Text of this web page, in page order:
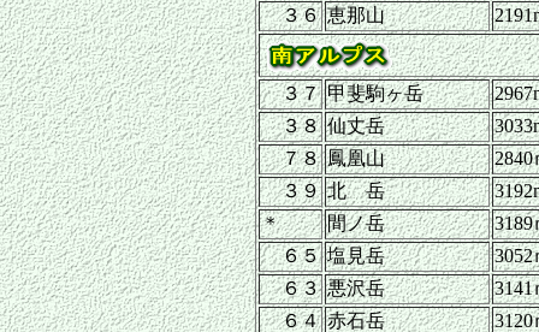
３６ 恵那山
３７ 甲斐駒ヶ岳
３８ 仙丈岳
７８ 鳳凰山
2840
３９ 北 岳
＊
間ノ岳
3189
６５ 塩見岳
3052
６３ 悪沢岳
3141
６４ 赤石岳
3120